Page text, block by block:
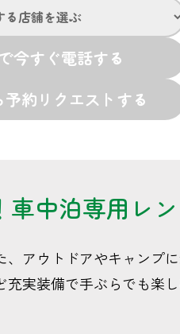
今すぐ電話する
約リクエストする
中泊専用レン
アウトドアやキャンプに
実装備で手ぶらでも楽し